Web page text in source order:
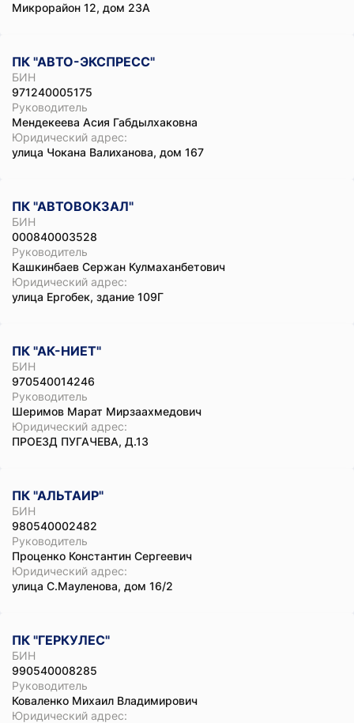
Микрорайон 12, дом 23А
ПК "АВТО-ЭКСПРЕСС"
БИН
971240005175
Руководитель
Мендекеева Асия Габдылхаковна
Юридический адрес:
улица Чокана Валиханова, дом 167
ПК "АВТОВОКЗАЛ"
БИН
000840003528
Руководитель
Кашкинбаев Сержан Кулмаханбетович
Юридический адрес:
улица Ергобек, здание 109Г
ПК "АК-НИЕТ"
БИН
970540014246
Руководитель
Шеримов Марат Мирзаахмедович
Юридический адрес:
ПРОЕЗД ПУГАЧЕВА, Д.13
ПК "АЛЬТАИР"
БИН
980540002482
Руководитель
Проценко Константин Сергеевич
Юридический адрес:
улица С.Мауленова, дом 16/2
ПК "ГЕРКУЛЕС"
БИН
990540008285
Руководитель
Коваленко Михаил Владимирович
Юридический адрес: